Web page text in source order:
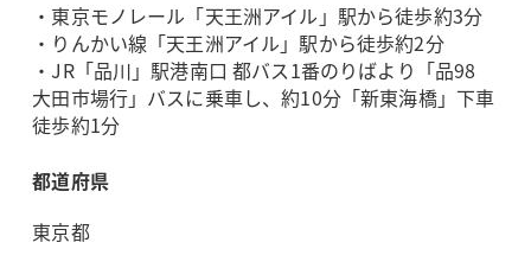
・東京モノレール「天王洲アイル」駅から徒歩約3分
・りんかい線「天王洲アイル」駅から徒歩約2分
・JR「品川」駅港南口 都バス1番のりばより「品98
大田市場行」バスに乗車し、約10分「新東海橋」下車
徒歩約1分
都道府県
東京都